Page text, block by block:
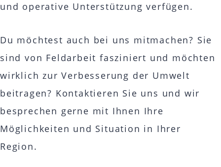
und operative Unterstützung verfügen.
Du möchtest auch bei uns mitmachen? Sie
sind von Feldarbeit fasziniert und möchten
wirklich zur Verbesserung der Umwelt
beitragen? Kontaktieren Sie uns und wir
besprechen gerne mit Ihnen Ihre
Möglichkeiten und Situation in Ihrer
Region.